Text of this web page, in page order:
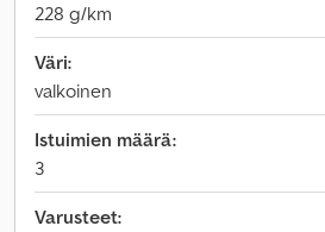
228 g/km
Väri:
valkoinen
Istuimien määrä:
3
Varusteet: